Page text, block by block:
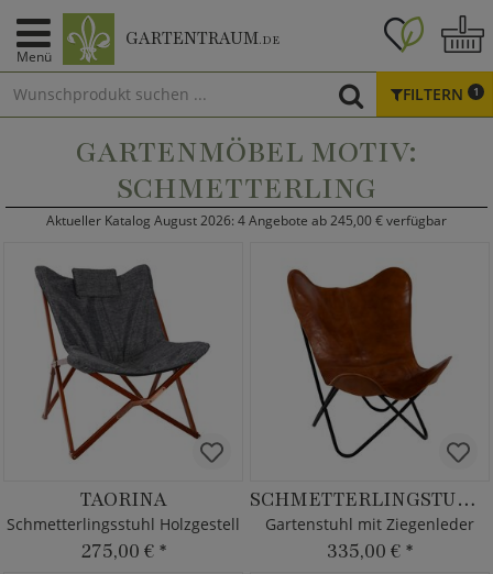
Menü
GARTENTRAUM.DE
FILTERN 1
GARTENMÖBEL MOTIV:
SCHMETTERLING
Aktueller Katalog August 2026: 4 Angebote ab 245,00 € verfügbar
TAORINA
Schmetterlingsstuhl Holzgestell
275,00 € *
SCHMETTERLINGSTUHL MON
Gartenstuhl mit Ziegenleder
335,00 € *